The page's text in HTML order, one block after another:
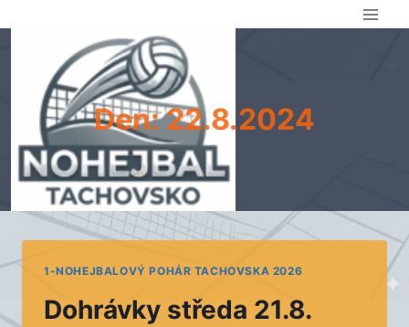
Den: 22.8.2024
1-NOHEJBALOVÝ POHÁR TACHOVSKA 2026
Dohrávky středa 21.8.